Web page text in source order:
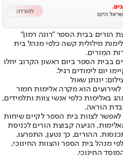
הורים בבית הספר "רונה רמון"
מילולית קשה כלפי מנהל בית
המורים.
בבית הספר ביום ראשון הקרוב יחלו
יונתן שאול
הוא מקרה אלימות חמור
באלימות כלפי אנשי צוות ותלמידים,
הוראה.
לאפשר לצוות בית הספר לקיים שיחות
הגיעה קבוצת הורים לכניסת
ההורים, כך נטען, התפרעו,
מנהל בית הספר והצוות החינוכי,
החינוכי.